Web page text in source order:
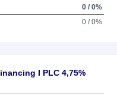
0 / 0%
0 / 0%
I PLC 4,75%